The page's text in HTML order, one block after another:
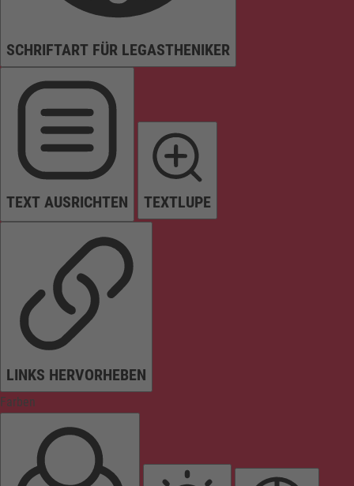
SCHRIFTART FÜR LEGASTHENIKER
TEXT AUSRICHTEN TEXTLUPE
LINKS HERVORHEBEN
Farben